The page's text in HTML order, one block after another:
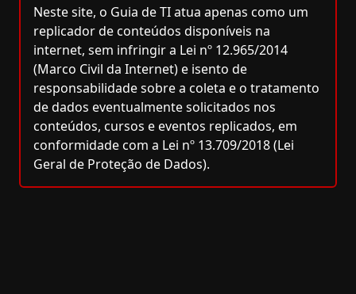
Neste site, o Guia de TI atua apenas como um
replicador de conteúdos disponíveis na
internet, sem infringir a Lei nº 12.965/2014
(Marco Civil da Internet) e isento de
responsabilidade sobre a coleta e o tratamento
de dados eventualmente solicitados nos
conteúdos, cursos e eventos replicados, em
conformidade com a Lei nº 13.709/2018 (Lei
Geral de Proteção de Dados).